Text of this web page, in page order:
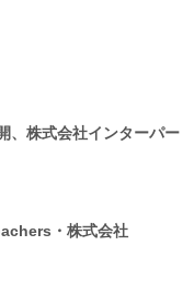
、株式会社インターパー
・株式会社